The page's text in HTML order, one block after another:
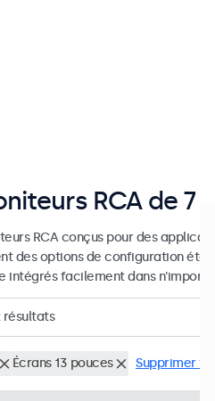
RCA de 7
RCA conçus pour des
des options de configuration
intégrés facilement dans
résultats
Écrans 13 pouces Supprimer